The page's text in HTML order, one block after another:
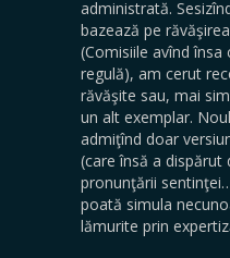
administrată.
bazează pe
(Comisiile avînd însa
regulă), am cerut
răvăşite sau, mai
un alt exemplar.
admiţînd doar
(care însă a dispărut
pronunţării
poată simula
lămurite prin